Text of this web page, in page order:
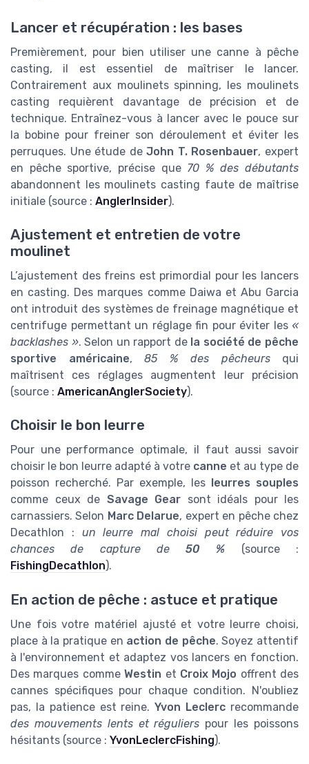
Lancer et récupération : les bases
Premièrement, pour bien utiliser une canne à pêche
casting, il est essentiel de maîtriser le lancer.
Contrairement aux moulinets spinning, les moulinets
casting requièrent davantage de précision et de
technique. Entraînez-vous à lancer avec le pouce sur
la bobine pour freiner son déroulement et éviter les
perruques. Une étude deJohn T. Rosenbauer, expert
en pêche sportive, précise que 70 % des débutants
abandonnent les moulinets casting faute de maîtrise
initiale (source : AnglerInsider).
Ajustement et entretien de votre
moulinet
L’ajustement des freins est primordial pour les lancers
en casting. Des marques comme Daiwa et Abu Garcia
ont introduit des systèmes de freinage magnétique et
centrifuge permettant un réglage fin pour éviter les «
backlashes ». Selon un rapport de la société de pêche
sportive américaine, 85 % des pêcheursqui
maîtrisent ces réglages augmentent leur précision
(source : AmericanAnglerSociety).
Choisir le bon leurre
Pour une performance optimale, il faut aussi savoir
choisir le bon leurre adapté à votre canne et au type de
poisson recherché. Par exemple, les
leurres souples
comme ceux de Savage Gear sont idéals pour les
carnassiers. Selon Marc Delarue, expert en pêche chez
Decathlon : un leurre mal choisi peut réduire vos
chances de capture de50 % (source :
FishingDecathlon).
En action de pêche : astuce et pratique
Une fois votre matériel ajusté et votre leurre choisi,
place à la pratique en action de pêche. Soyez attentif
à l'environnement et adaptez vos lancers en fonction.
Des marques commeWestin et Croix Mojo offrent des
cannes spécifiques pour chaque condition. N'oubliez
pas, la patience est reine.Yvon Leclerc recommande
des mouvements lents et réguliers pour les poissons
hésitants (source : YvonLeclercFishing).